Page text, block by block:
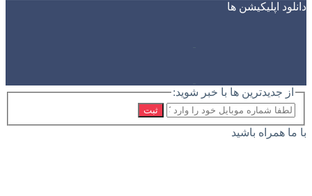
دانلود اپلیکیشن ها
از جدیدترین ها با خبر شوید:
ثبت
با ما همراه باشید